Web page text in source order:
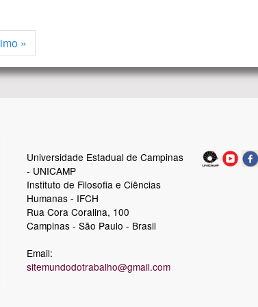
página
»
Universidade Estadual de Campinas
- UNICAMP
Instituto de Filosofia e Ciências
Humanas - IFCH
Rua Cora Coralina, 100
Campinas - São Paulo - Brasil
Email:
sitemundodotrabalho@gmail.com